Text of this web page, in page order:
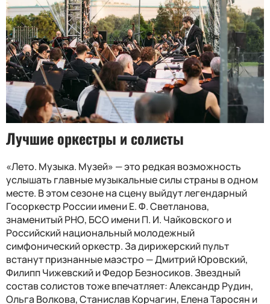
Лучшие оркестры и солисты
«Лето. Музыка. Музей» — это редкая возможность
услышать главные музыкальные силы страны в одном
месте. В этом сезоне на сцену выйдут легендарный
Госоркестр России имени Е. Ф. Светланова,
знаменитый РНО, БСО имени П. И. Чайковского и
Российский национальный молодежный
симфонический оркестр. За дирижерский пульт
встанут признанные маэстро — Дмитрий Юровский,
Филипп Чижевский и Федор Безносиков. Звездный
состав солистов тоже впечатляет: Александр Рудин,
Ольга Волкова, Станислав Корчагин, Елена Таросян и